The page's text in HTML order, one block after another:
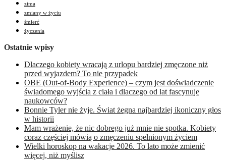
zima
zmiany w życiu
śmierć
życzenia
Ostatnie wpisy
Dlaczego kobiety wracają z urlopu bardziej zmęczone niż
przed wyjazdem? To nie przypadek
OBE (Out-of-Body Experience) – czym jest doświadczenie
świadomego wyjścia z ciała i dlaczego od lat fascynuje
naukowców?
Bonnie Tyler nie żyje. Świat żegna najbardziej ikoniczny głos
w historii
Mam wrażenie, że nic dobrego już mnie nie spotka. Kobiety
coraz częściej mówią o zmęczeniu spełnionym życiem
Wielki horoskop na wakacje 2026. To lato może zmienić
więcej, niż myślisz